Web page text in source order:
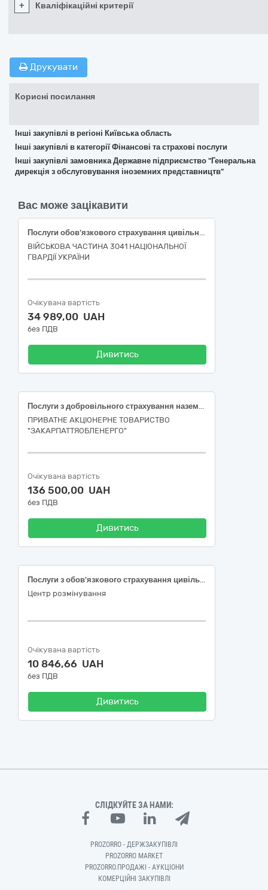
+ Кваліфікаційні критерії
Друкувати
Корисні посилання
Інші закупівлі в регіоні Київська область
Інші закупівлі в категорії Фінансові та страхові послуги
Інші закупівлі замовника Державне підприємство "Генеральна
дирекція з обслуговування іноземних представництв"
Вас може зацікавити
Послуги обов'язкового страхування цивільно-правової відповідальності власників наземних транспортних засобів
ВІЙСЬКОВА ЧАСТИНА 3041 НАЦІОНАЛЬНОЇ
ГВАРДІЇ УКРАЇНИ
Очікувана вартість
34 989,00 UAH
без ПДВ
Дивитись
Послуги з добровільного страхування наземних транспортних засобів по програмі страхування «КАСКО»
ПРИВАТНЕ АКЦІОНЕРНЕ ТОВАРИСТВО
"ЗАКАРПАТТЯОБЛЕНЕРГО"
Очікувана вартість
136 500,00 UAH
без ПДВ
Дивитись
Послуги з обов'язкового страхування цивільно-правової відповідальності власників наземних транспортних засобів
Центр розмінування
Очікувана вартість
10 846,66 UAH
без ПДВ
Дивитись
СЛІДКУЙТЕ ЗА НАМИ:
PROZORRO - ДЕРЖЗАКУПІВЛІ
PROZORRO MARKET
PROZORRO.ПРОДАЖІ - АУКЦІОНИ
КОМЕРЦІЙНІ ЗАКУПІВЛІ